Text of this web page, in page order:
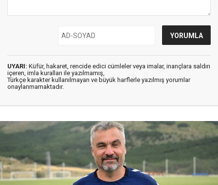
UYARI: Küfür, hakaret, rencide edici cümleler veya imalar, inançlara saldırı
içeren, imla kuralları ile yazılmamış,
Türkçe karakter kullanılmayan ve büyük harflerle yazılmış yorumlar
onaylanmamaktadır.